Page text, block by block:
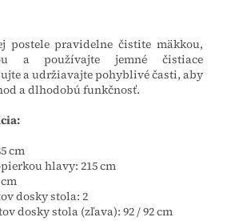
postele pravidelne čistite mäkkou,
a používajte jemné čistiace
a udržiavajte pohyblivé časti, aby
a dlhodobú funkčnosť.
cm
hlavy: 215 cm
dosky stola: 2
dosky stola (zľava): 92 / 92 cm